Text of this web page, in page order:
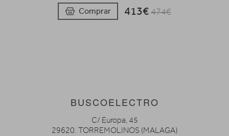
Comprar 413€474€
BUSCOELECTRO
C/ Europa, 45
29620. TORREMOLINOS (MALAGA)